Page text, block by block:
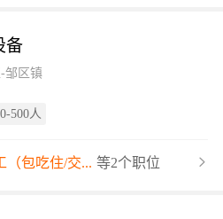
备
邹区镇
500人
（包吃住/交... 等2个职位